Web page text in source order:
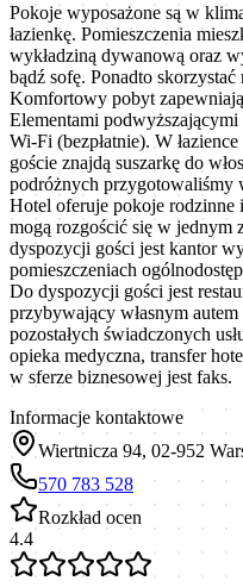
Pokoje wyposażone są w
łazienkę. Pomieszczenia
wykładziną dywanową oraz
bądź sofę. Ponadto
Komfortowy pobyt
Elementami
Wi-Fi (bezpłatnie). W
goście znajdą suszarkę do
podróżnych przygotowaliśmy
Hotel oferuje pokoje rodzinne
mogą rozgościć się w
dyspozycji gości jest kantor
pomieszczeniach
Do dyspozycji gości jest
przybywający własnym
pozostałych świadczonych
opieka medyczna, transfer
w sferze biznesowej jest faks.
Informacje kontaktowe
Wiertnicza 94, 02-952
570 783 528
Rozkład ocen
4.4